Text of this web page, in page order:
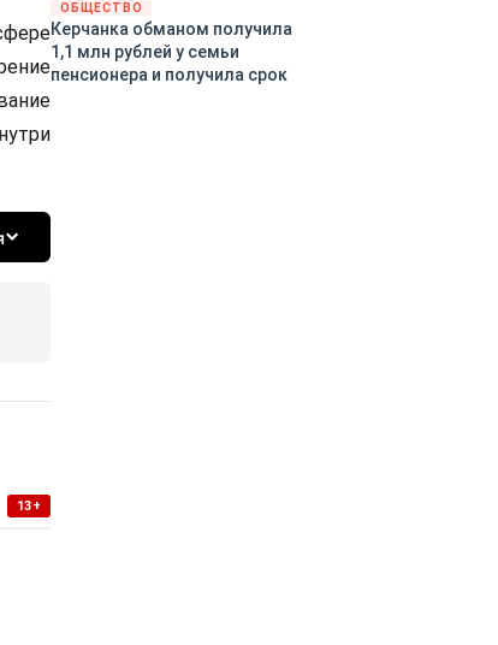
13+
ОБЩЕСТВО
Керчанка обманом получила
1,1 млн рублей у семьи
пенсионера и получила срок